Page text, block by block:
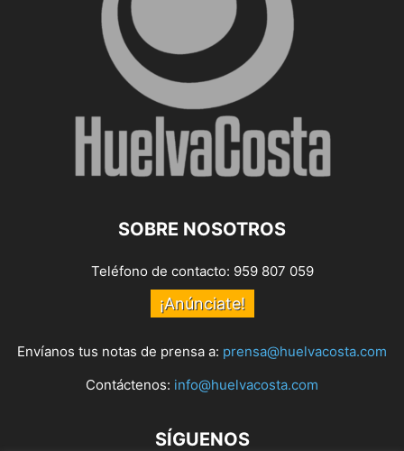
SOBRE NOSOTROS
Teléfono de contacto: 959 807 059
¡Anúnciate!
Envíanos tus notas de prensa a: prensa@huelvacosta.com
Contáctenos: info@huelvacosta.com
SÍGUENOS